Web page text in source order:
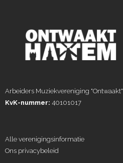
Arbeiders Muziekvereniging "Ontwaakt"
KvK-nummer: 40101017
Alle verenigingsinformatie
Ons privacybeleid